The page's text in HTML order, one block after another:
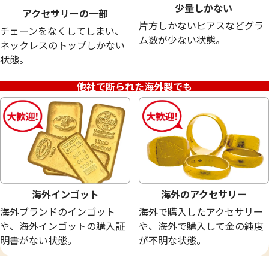
18金 (K18) メガネ
20.0g
参考買取価格
24金 (K24) ネック
13.5g
アクセサリーの一部
チェーンをなくしてしまい、
ネックレスのトップしかない
状態。
少量しかない
片方しかないピアスなどグラ
ム数が少ない状態。
他社で断られた海外製でも
海外インゴット
海外ブランドのインゴット
や、海外インゴットの購入証
明書がない状態。
海外のアクセサリー
海外で購入したアクセサリー
や、海外で購入して金の純度
が不明な状態。